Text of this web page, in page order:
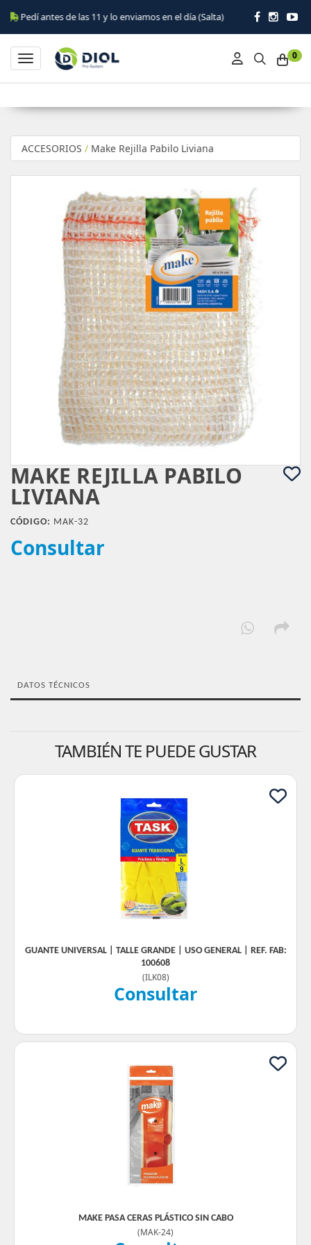
de las 11 y lo enviamos en el día (Salta)
0
Toggle navigation
ACCESORIOS / Make Rejilla Pabilo Liviana
MAKE REJILLA PABILO
LIVIANA
CÓDIGO: MAK-32
Consultar
DATOS TÉCNICOS
TAMBIÉN TE PUEDE GUSTAR
GUANTE UNIVERSAL | TALLE GRANDE | USO GENERAL | REF. FAB:
100608
(ILK08)
Consultar
MAKE PASA CERAS PLÁSTICO SIN CABO
(MAK-24)